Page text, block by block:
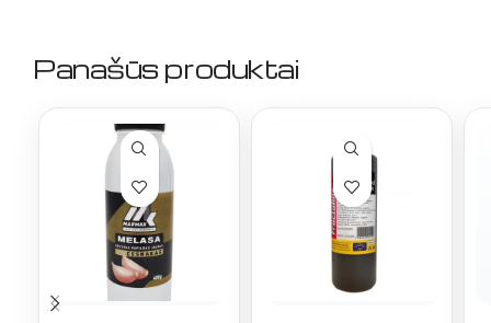
Panašūs produktai